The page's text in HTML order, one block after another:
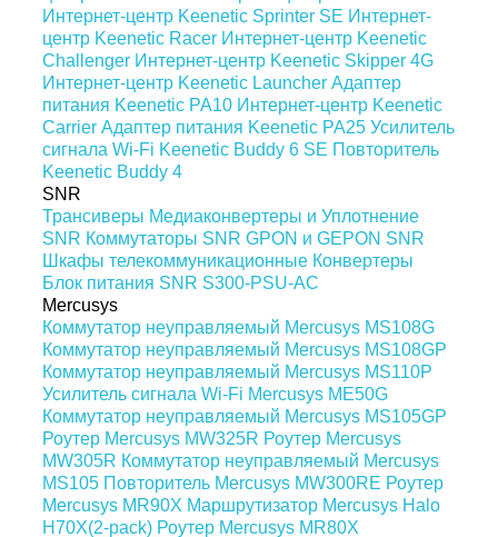
Интернет-центр Keenetic Sprinter SE Интернет-
центр Keenetic Racer Интернет-центр Keenetic
Challenger Интернет-центр Keenetic Skipper 4G
Интернет-центр Keenetic Launcher Адаптер
питания Keenetic PA10 Интернет-центр Keenetic
Carrier Адаптер питания Keenetic PA25 Усилитель
сигнала Wi-Fi Keenetic Buddy 6 SE Повторитель
Keenetic Buddy 4
SNR
Трансиверы Медиаконвертеры и Уплотнение
SNR Коммутаторы SNR GPON и GEPON SNR
Шкафы телекоммуникационные Конвертеры
Блок питания SNR S300-PSU-AC
Mercusys
Коммутатор неуправляемый Mercusys MS108G
Коммутатор неуправляемый Mercusys MS108GP
Коммутатор неуправляемый Mercusys MS110P
Усилитель сигнала Wi-Fi Mercusys ME50G
Коммутатор неуправляемый Mercusys MS105GP
Роутер Mercusys MW325R Роутер Mercusys
MW305R Коммутатор неуправляемый Mercusys
MS105 Повторитель Mercusys MW300RE Роутер
Mercusys MR90X Маршрутизатор Mercusys Halo
H70X(2-pack) Роутер Mercusys MR80X